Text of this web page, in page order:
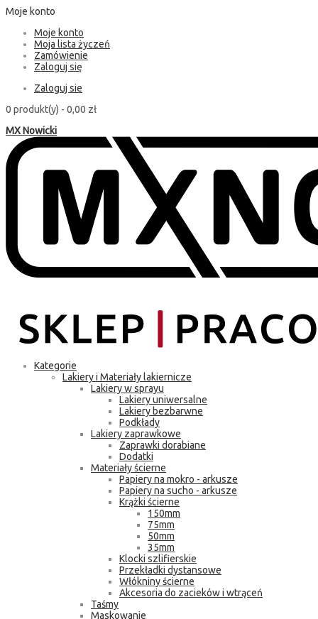
Moje konto
Moje konto
Moja lista życzeń
Zamówienie
Zaloguj się
Zaloguj sie
0 produkt(y) - 0,00 zł
MX Nowicki
Kategorie
Lakiery i Materiały lakiernicze
Lakiery w sprayu
Lakiery uniwersalne
Lakiery bezbarwne
Podkłady
Lakiery zaprawkowe
Zaprawki dorabiane
Dodatki
Materiały ścierne
Papiery na mokro - arkusze
Papiery na sucho - arkusze
Krążki ścierne
150mm
75mm
50mm
35mm
Klocki szlifierskie
Przekładki dystansowe
Włókniny ścierne
Akcesoria do zacieków i wtrąceń
Taśmy
Maskowanie